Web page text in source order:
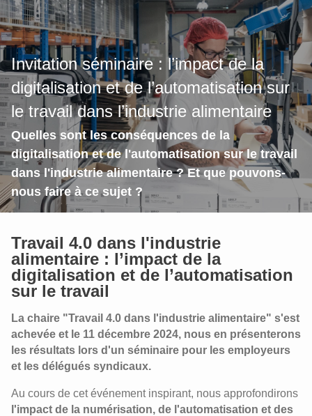
CONTACT
Invitation séminaire : l’impact de la
digitalisation et de l’automatisation sur
le travail dans l’industrie alimentaire
Quelles sont les conséquences de la
digitalisation et de l'automatisation sur le travail
dans l'industrie alimentaire ? Et que pouvons-
nous faire à ce sujet ?
Travail 4.0 dans l'industrie
alimentaire : l’impact de la
digitalisation et de l’automatisation
sur le travail
La chaire "Travail 4.0 dans l'industrie alimentaire" s'est
achevée et le 11 décembre 2024, nous en présenterons
les résultats lors d'un séminaire pour les employeurs
et les délégués syndicaux.
Au cours de cet événement inspirant, nous approfondirons
l'impact de la numérisation, de l'automatisation et des